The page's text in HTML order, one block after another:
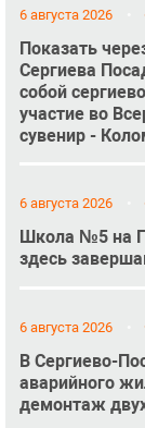
6 августа 2026
Показать
Сергиева
собой
участие во
сувенир -
6 августа 2026
Школа №5 на
здесь
6 августа 2026
В Сергиево-
аварийного
демонтаж